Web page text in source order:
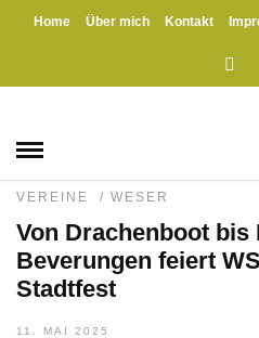
Home Über mich Kontakt
Thorsten
BEVERUNGEN
VEREINE
/ WESER
Von Drachenboot bis
Beverungen feiert
Stadtfest
11. MAI 2025